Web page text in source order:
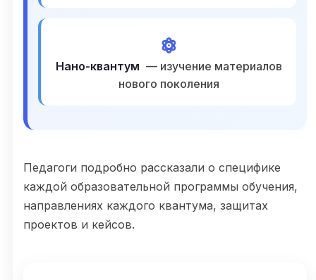
Нано-квантум — изучение материалов
нового поколения
Педагоги подробно рассказали о специфике
каждой образовательной программы обучения,
направлениях каждого квантума, защитах
проектов и кейсов.